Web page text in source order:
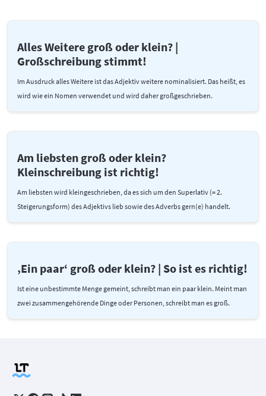
Alles Weitere groß oder klein? |
Großschreibung stimmt!
Im Ausdruck alles Weitere ist das Adjektiv weitere nominalisiert. Das heißt, es
wird wie ein Nomen verwendet und wird daher großgeschrieben.
Am liebsten groß oder klein?
Kleinschreibung ist richtig!
Am liebsten wird kleingeschrieben, da es sich um den Superlativ (= 2.
Steigerungsform) des Adjektivs lieb sowie des Adverbs gern(e) handelt.
‚Ein paar‘ groß oder klein? | So ist es richtig!
Ist eine unbestimmte Menge gemeint, schreibt man ein paar klein. Meint man
zwei zusammengehörende Dinge oder Personen, schreibt man es groß.